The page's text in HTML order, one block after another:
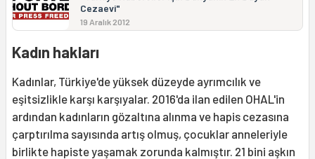
Cezaevi"
19 Aralık 2012
Kadın hakları
Kadınlar, Türkiye'de yüksek düzeyde ayrımcılık ve
eşitsizlikle karşı karşıyalar. 2016'da ilan edilen OHAL'in
ardından kadınların gözaltına alınma ve hapis cezasına
çarptırılma sayısında artış olmuş, çocuklar anneleriyle
birlikte hapiste yaşamak zorunda kalmıştır. 21 bini aşkın